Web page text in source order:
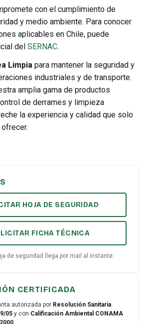
con el cumplimiento de
y medio ambiente. Para conocer
aplicables en Chile, puede
del SERNAC.
Limpia para mantener la seguridad y
industriales y de transporte.
amplia gama de productos
de derrames y limpieza
la experiencia y calidad que solo
HOJA DE SEGURIDAD
FICHA TÉCNICA
de seguridad llega por mail al instante.
CERTIFICADA
autorizada por Resolución Sanitaria
05 y con Calificación Ambiental CONAMA
.